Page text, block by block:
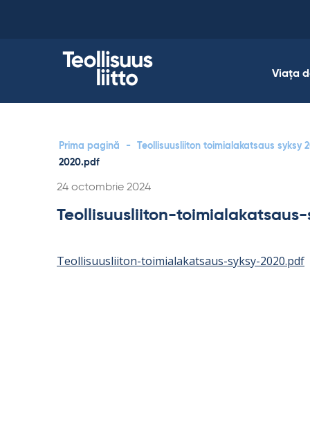
Viața
Prima pagină - Teollisuusliiton toimialakatsaus syksy
2020.pdf
Kirjoitettu
24 octombrie 2024
Teollisuusliiton-
Teollisuusliiton-toimialakatsaus-syksy-2020.pdf